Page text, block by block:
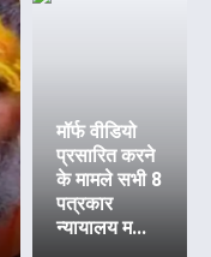
मॉर्फ वीडियो
प्रसारित करने
के मामले सभी 8
पत्रकार
न्यायालय म...